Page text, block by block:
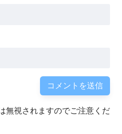
無視されますのでご注意くだ